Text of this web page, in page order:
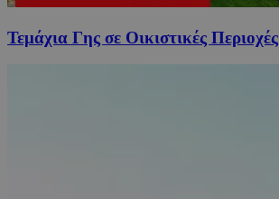
Τεμάχια Γης σε Οικιστικές Περιοχές